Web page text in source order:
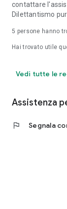
contattare
Dilettantismo
5 persone hanno
Hai trovato utile
Vedi tutte le
Assistenza
flag Segnala